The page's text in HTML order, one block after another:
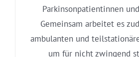
Parkinsonpatientinnen
Gemeinsam arbeitet es
ambulanten und
um für nicht zwingend